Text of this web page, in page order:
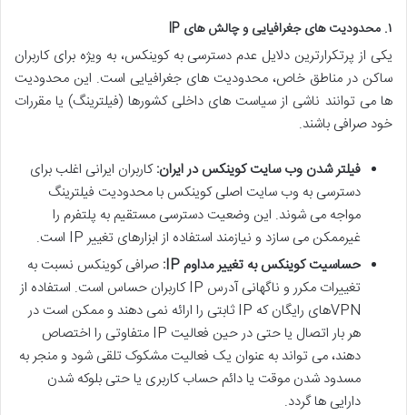
۱. محدودیت های جغرافیایی و چالش های IP
یکی از پرتکرارترین دلایل عدم دسترسی به کوینکس، به ویژه برای کاربران
ساکن در مناطق خاص، محدودیت های جغرافیایی است. این محدودیت
ها می توانند ناشی از سیاست های داخلی کشورها (فیلترینگ) یا مقررات
خود صرافی باشند.
فیلتر شدن وب سایت کوینکس در ایران:کاربران ایرانی اغلب برای
دسترسی به وب سایت اصلی کوینکس با محدودیت فیلترینگ
مواجه می شوند. این وضعیت دسترسی مستقیم به پلتفرم را
غیرممکن می سازد و نیازمند استفاده از ابزارهای تغییر IP است.
حساسیت کوینکس به تغییر مداوم IP:
صرافی کوینکس نسبت به
تغییرات مکرر و ناگهانی آدرس IP کاربران حساس است. استفاده از
VPNهای رایگان که IP ثابتی را ارائه نمی دهند و ممکن است در
هر بار اتصال یا حتی در حین فعالیت IP متفاوتی را اختصاص
دهند، می تواند به عنوان یک فعالیت مشکوک تلقی شود و منجر به
مسدود شدن موقت یا دائم حساب کاربری یا حتی بلوکه شدن
دارایی ها گردد.